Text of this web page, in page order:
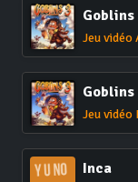
Goblins
Jeu vidéo
Goblins
Jeu vidéo
Inca